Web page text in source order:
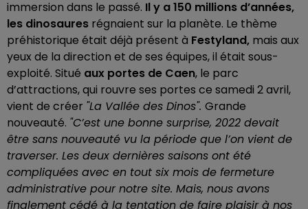
immersion dans le passé. Il y a 150 millions d’années,
les dinosaures régnaient sur la planète. Le thème
préhistorique était déjà présent à Festyland, mais aux
yeux de la direction et de ses équipes, il était sous-
exploité. Situé aux portes de Caen, le parc
d’attractions, qui rouvre ses portes ce samedi 2 avril,
vient de créer "La Vallée des Dinos". Grande
nouveauté. "C’est une bonne surprise, 2022 devait
être sans nouveauté vu la période que l’on vient de
traverser. Les deux dernières saisons ont été
compliquées avec en tout six mois de fermeture
administrative pour notre site. Mais, nous avons
finalement cédé à la tentation de faire plaisir à nos